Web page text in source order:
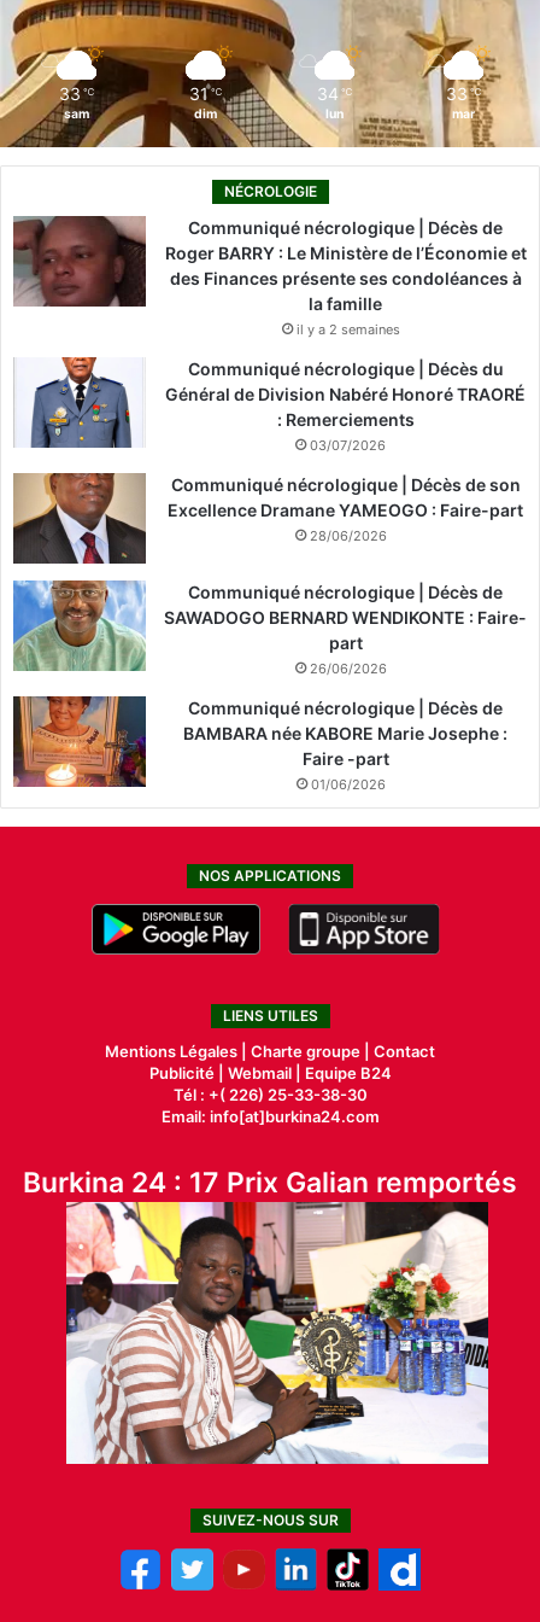
k
n
33 ℃
sam
31 ℃
dim
34 ℃
lun
33 ℃
mar
NÉCROLOGIE
Communiqué nécrologique | Décès de
Roger BARRY : Le Ministère de l’Économie et
des Finances présente ses condoléances à
la famille
il y a 2 semaines
Communiqué nécrologique | Décès du
Général de Division Nabéré Honoré TRAORÉ
: Remerciements
03/07/2026
Communiqué nécrologique | Décès de son
Excellence Dramane YAMEOGO : Faire-part
28/06/2026
Communiqué nécrologique | Décès de
SAWADOGO BERNARD WENDIKONTE : Faire-
part
26/06/2026
Communiqué nécrologique | Décès de
BAMBARA née KABORE Marie Josephe :
Faire -part
01/06/2026
NOS APPLICATIONS
LIENS UTILES
Mentions Légales | Charte groupe | Contact
Publicité| Webmail |
Equipe B24
Tél : +( 226) 25-33-38-30
Email: info[at]burkina24.com
Burkina 24 : 17 Prix Galian remportés
SUIVEZ-NOUS SUR